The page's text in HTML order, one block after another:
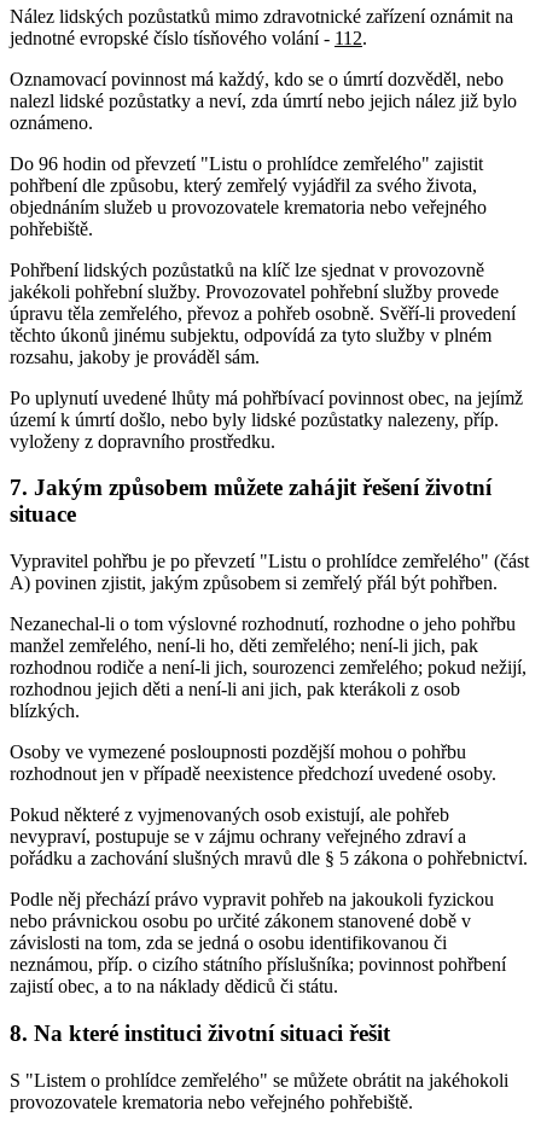
Nález lidských pozůstatků mimo zdravotnické zařízení oznámit na
jednotné evropské číslo tísňového volání - 112.
Oznamovací povinnost má každý, kdo se o úmrtí dozvěděl, nebo
nalezl lidské pozůstatky a neví, zda úmrtí nebo jejich nález již bylo
oznámeno.
Do 96 hodin od převzetí "Listu o prohlídce zemřelého" zajistit
pohřbení dle způsobu, který zemřelý vyjádřil za svého života,
objednáním služeb u provozovatele krematoria nebo veřejného
pohřebiště.
Pohřbení lidských pozůstatků na klíč lze sjednat v provozovně
jakékoli pohřební služby. Provozovatel pohřební služby provede
úpravu těla zemřelého, převoz a pohřeb osobně. Svěří-li provedení
těchto úkonů jinému subjektu, odpovídá za tyto služby v plném
rozsahu, jakoby je prováděl sám.
Po uplynutí uvedené lhůty má pohřbívací povinnost obec, na jejímž
území k úmrtí došlo, nebo byly lidské pozůstatky nalezeny, příp.
vyloženy z dopravního prostředku.
7. Jakým způsobem můžete zahájit řešení životní
situace
Vypravitel pohřbu je po převzetí "Listu o prohlídce zemřelého" (část
A) povinen zjistit, jakým způsobem si zemřelý přál být pohřben.
Nezanechal-li o tom výslovné rozhodnutí, rozhodne o jeho pohřbu
manžel zemřelého, není-li ho, děti zemřelého; není-li jich, pak
rozhodnou rodiče a není-li jich, sourozenci zemřelého; pokud nežijí,
rozhodnou jejich děti a není-li ani jich, pak kterákoli z osob
blízkých.
Osoby ve vymezené posloupnosti pozdější mohou o pohřbu
rozhodnout jen v případě neexistence předchozí uvedené osoby.
Pokud některé z vyjmenovaných osob existují, ale pohřeb
nevypraví, postupuje se v zájmu ochrany veřejného zdraví a
pořádku a zachování slušných mravů dle § 5 zákona o pohřebnictví.
Podle něj přechází právo vypravit pohřeb na jakoukoli fyzickou
nebo právnickou osobu po určité zákonem stanovené době v
závislosti na tom, zda se jedná o osobu identifikovanou či
neznámou, příp. o cizího státního příslušníka; povinnost pohřbení
zajistí obec, a to na náklady dědiců či státu.
8. Na které instituci životní situaci řešit
S "Listem o prohlídce zemřelého" se můžete obrátit na jakéhokoli
provozovatele krematoria nebo veřejného pohřebiště.